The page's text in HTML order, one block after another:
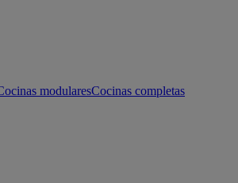
modularesCocinas completas